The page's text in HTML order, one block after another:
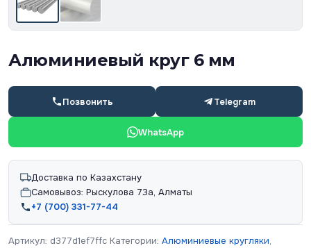
Алюминиевый круг 6 мм
Позвонить Telegram
WhatsApp
Доставка по Казахстану
Самовывоз: Рыскулова 73а, Алматы
+7 (700) 331-77-44
Артикул: d377d1ef7ffc Категории: Алюминиевые кругляки,